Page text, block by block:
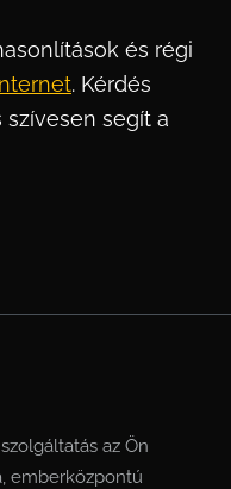
és régi
. Kérdés
segít a
az Ön
emberközpontú